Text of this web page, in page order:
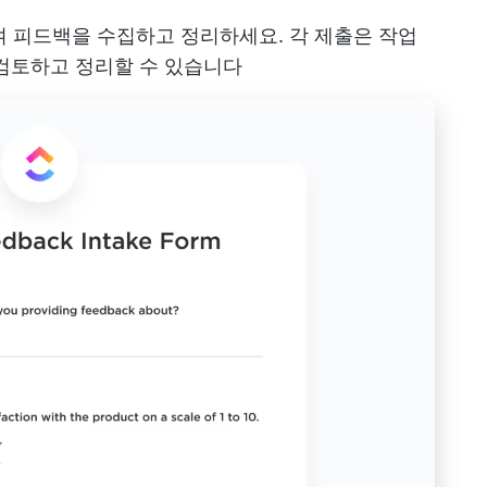
피드백을 수집하고 정리하세요. 각 제출은 작업
토하고 정리할 수 있습니다